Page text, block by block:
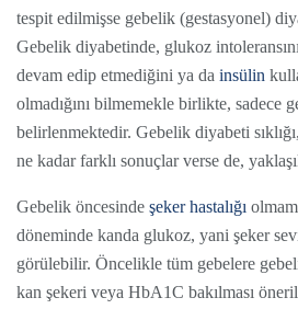
tespit edilmişse gebelik (gestasyonel)
Gebelik diyabetinde, glukoz
devam edip etmediğini ya da insülin
olmadığını bilmemekle birlikte, sadece
belirlenmektedir. Gebelik diyabeti
ne kadar farklı sonuçlar verse de,
Gebelik öncesinde şeker hastalığı
döneminde kanda glukoz, yani şeker
görülebilir. Öncelikle tüm gebelere
kan şekeri veya HbA1C bakılması